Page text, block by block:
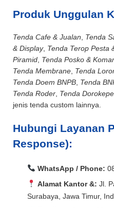
Produk Unggulan
Tenda Cafe & Jualan Tenda
& Display, Tenda Terop Pesta
Piramid Tenda Posko &
Tenda Membrane Tenda
Tenda Doem BNPB Tenda
Tenda Roder Tenda
jenis tenda custom lainnya.
Hubungi Layanan
Response):
WhatsApp / Phone:
Alamat Kantor &: Jl.
Surabaya, Jawa Timur,